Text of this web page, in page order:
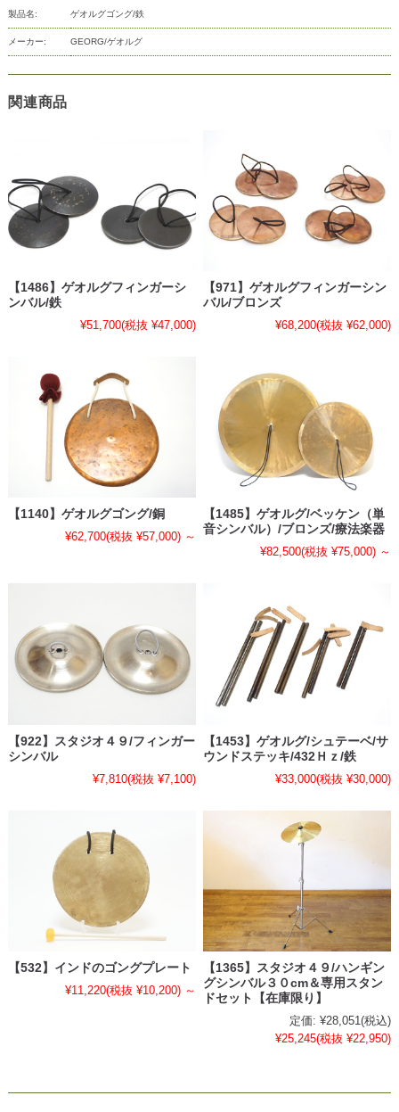
製品名: ゲオルグゴング/鉄
メーカー: GEORG/ゲオルグ
関連商品
【1486】ゲオルグフィンガーシ
ンバル/鉄
¥51,700(税抜 ¥47,000)
【971】ゲオルグフィンガーシン
バル/ブロンズ
¥68,200(税抜 ¥62,000)
【1140】ゲオルグゴング/銅
¥62,700(税抜 ¥57,000) ～
【1485】ゲオルグ/ベッケン（単
音シンバル）/ブロンズ/療法楽器
¥82,500(税抜 ¥75,000) ～
【922】スタジオ４９/フィンガー
シンバル
¥7,810(税抜 ¥7,100)
【1453】ゲオルグ/シュテーベ/サ
ウンドステッキ/432Ｈｚ/鉄
¥33,000(税抜 ¥30,000)
【532】インドのゴングプレート
¥11,220(税抜 ¥10,200) ～
【1365】スタジオ４９/ハンギン
グシンバル３０cm＆専用スタン
ドセット【在庫限り】
定価: ¥28,051(税込)
¥25,245(税抜 ¥22,950)